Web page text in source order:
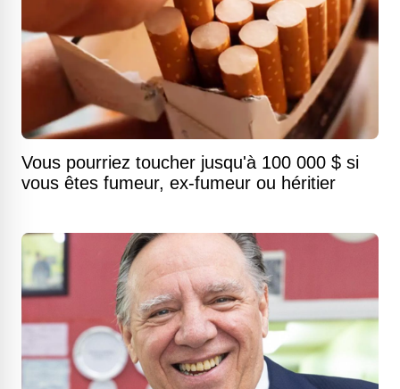
Vous pourriez toucher jusqu'à 100 000 $ si
vous êtes fumeur, ex-fumeur ou héritier